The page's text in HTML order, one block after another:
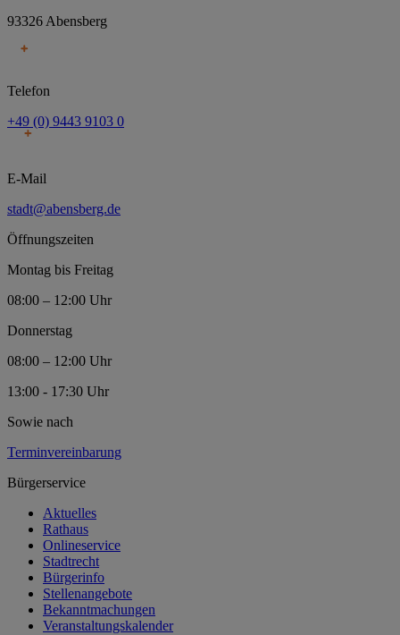
93326 Abensberg
Telefon
+49 (0) 9443 9103 0
E-Mail
stadt@abensberg.de
Öffnungszeiten
Montag bis Freitag
08:00 – 12:00 Uhr
Donnerstag
08:00 – 12:00 Uhr
13:00 - 17:30 Uhr
Sowie nach
Terminvereinbarung
Bürgerservice
Aktuelles
Rathaus
Onlineservice
Stadtrecht
Bürgerinfo
Stellenangebote
Bekanntmachungen
Veranstaltungskalender